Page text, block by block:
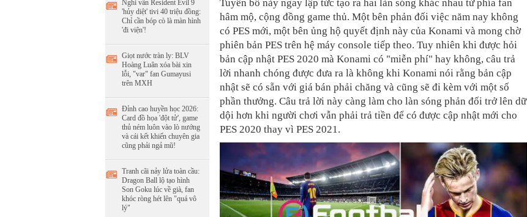
Nghi vấn Resident Evil 9
'hủy diệt' tivi 40 triệu đồng:
Chỉ cần bóp cò là màn hình
'đi viện'!
Giọt nước tràn ly: BLV
Hoàng Luân xóa bài xin
lỗi, "var" fan Gumayusi
trên MXH
Đỉnh cao huyền học 2026:
Card đồ họa 'đột tử', game
thủ ném luôn vào lò nướng
và cái kết khiến chuyên gia
cũng phải ngả mũ!
Tranh cãi nảy lửa toàn cầu:
Dragon Ball lộ tạo hình
Son Goku lúc về già, fan
khóc ròng hét lên "quá vô
lý"
Tuyên bố này ngay lập tức tạo ra hai làn sóng khác nhau từ phía fan
hâm mộ, cộng đồng game thủ. Một bên phản đối việc năm nay không
có PES mới, một bên ủng hộ quyết định này của Konami và mong chờ
phiên bản PES trên hệ máy console tiếp theo. Tuy nhiên khi được hỏi
bản cập nhật PES 2020 mà Konami có "miễn phí" hay không, câu trả
lời nhanh chóng được đưa ra là không khi Konami nói rằng bản cập
nhật sẽ có sẵn với giá bán phải chăng và cũng sẽ đi kèm với một số
phần thưởng. Câu trả lời này càng làm cho làn sóng phản đối trở lên dữ
dội hơn khi người chơi vẫn phải trả tiền để có được cập nhật mới cho
PES 2020 thay vì PES 2021.